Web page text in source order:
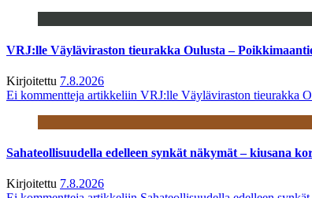
VRJ:lle Väyläviraston tieurakka Oulusta –
Kirjoitettu 7.8.2026
Ei kommentteja artikkeliin VRJ:lle Väyläviraston tieurakka
Sahateollisuudella edelleen synkät näkymät – kiusana
Kirjoitettu 7.8.2026